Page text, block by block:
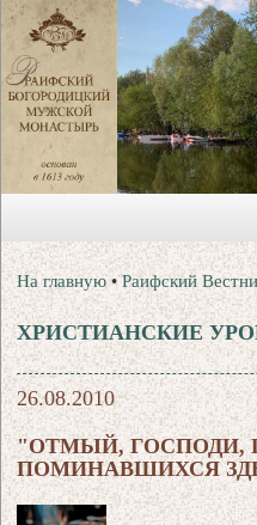
На главную •Раифский
ХРИСТИАНСКИЕ
26.08.2010
"ОТМЫЙ, ГОСПОДИ,
ПОМИНАВШИХСЯ